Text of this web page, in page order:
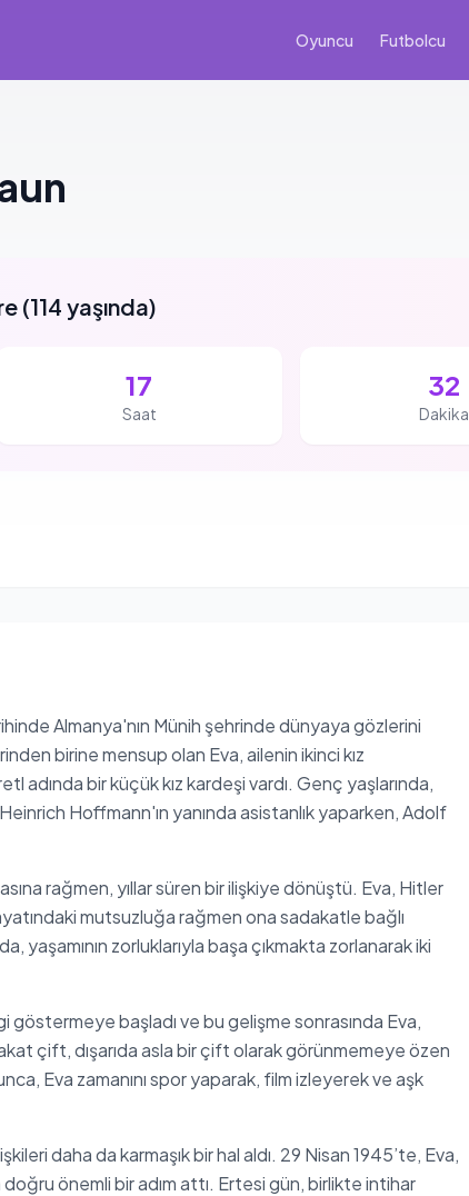
Oyuncu Futbolcu
(114 yaşında)
17
Saat
32
Dakika
Almanya'nın Münih şehrinde dünyaya gözlerini
birine mensup olan Eva, ailenin ikinci kız
adında bir küçük kız kardeşi vardı. Genç yaşlarında,
Hoffmann'ın yanında asistanlık yaparken, Adolf
rağmen, yıllar süren bir ilişkiye dönüştü. Eva, Hitler
mutsuzluğa rağmen ona sadakatle bağlı
yaşamının zorluklarıyla başa çıkmakta zorlanarak iki
göstermeye başladı ve bu gelişme sonrasında Eva,
çift, dışarıda asla bir çift olarak görünmemeye özen
Eva zamanını spor yaparak, film izleyerek ve aşk
daha da karmaşık bir hal aldı. 29 Nisan 1945’te, Eva,
önemli bir adım attı. Ertesi gün, birlikte intihar